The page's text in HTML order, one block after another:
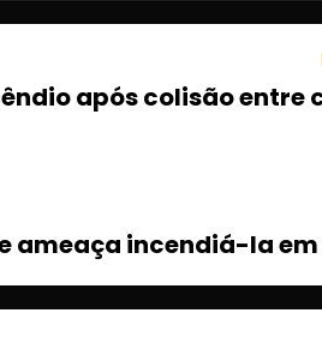
após colisão entre
ameaça incendiá-la